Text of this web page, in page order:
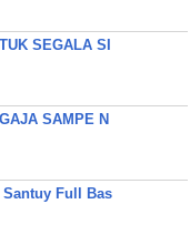
SEGALA SI
SAMPE N
Full Bas